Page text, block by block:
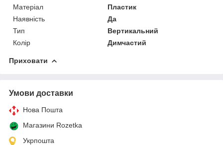
Матеріал
Пластик
Наявність
Да
Тип
Вертикальний
Колір
Димчастий
Приховати
Умови доставки
Нова Пошта
Магазини Rozetka
Укрпошта